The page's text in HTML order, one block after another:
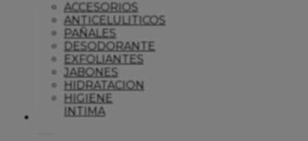
ACCESORIOS
ANTICELULITICOS
PAÑALES
DESODORANTE
EXFOLIANTES
JABONES
HIDRATACION
HIGIENE
INTIMA
Dermo